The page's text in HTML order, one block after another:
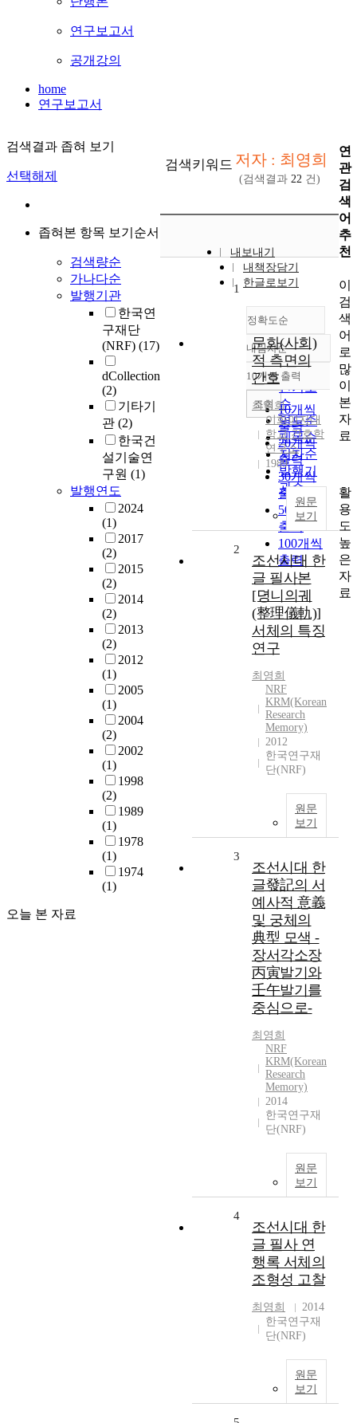
연구보고서
공개강의
home
연구보고서
검색결과 좁혀 보기
선택해제
좁혀본 항목 보기순서
검색량순
가나다순
발행기관
한국연
구재단
(NRF) (17)
dCollection
(2)
기타기
관 (2)
한국건
설기술연
구원 (1)
발행연도
2024
(1)
2017
(2)
2015
(2)
2014
(2)
2013
(2)
2012
(1)
2005
(1)
2004
(2)
2002
(1)
1998
(2)
1989
(1)
1978
(1)
1974
(1)
오늘 본 자료
검색키워드 저자 : 최영희
(검색결과 22 건)
내보내기
내책장담기
한글로보기
정확도순
정확도
순
인기도
순
연도순
제목순
저자순
발행기
관순
내림차순
내림차순
10개씩 출력
10개씩
출력
20개씩
출력
30개씩
출력
50개씩
출력
100개씩
출력
조회
1
문화(사회)
적 측면의
간호
최영희
이화여자대
학교 간호학
연구소
1989
원문
보기
2
조선시대 한
글 필사본
[뎡니의궤
(整理儀軌)]
서체의 특징
연구
최영희
NRF
KRM(Korean
Research
Memory)
2012
한국연구재
단(NRF)
원문
보기
3
조선시대 한
글發記의 서
예사적 意義
및 궁체의
典型 모색 -
장서각소장
丙寅발기와
壬午발기를
중심으로-
최영희
NRF
KRM(Korean
Research
Memory)
2014
한국연구재
단(NRF)
원문
보기
4
조선시대 한
글 필사 연
행록 서체의
조형성 고찰
최영희
2014
한국연구재
단(NRF)
원문
보기
연
관
검
색
어
추
천
이
검
색
어
로
많
이
본
자
료
활
용
도
높
은
자
료